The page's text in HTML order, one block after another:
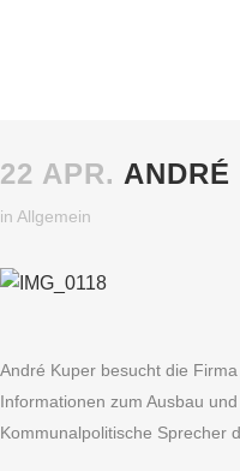
22 APR.
in Allgemein
André Kuper besucht die
Informationen zum Ausbau
Kommunalpolitische Sprecher